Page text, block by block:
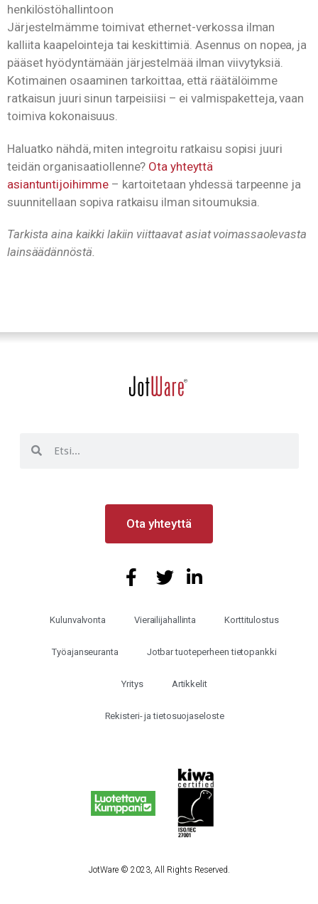
henkilöstöhallintoon
Järjestelmämme toimivat ethernet-verkossa ilman
kalliita kaapelointeja tai keskittimiä. Asennus on nopea, ja
pääset hyödyntämään järjestelmää ilman viivytyksiä.
Kotimainen osaaminen tarkoittaa, että räätälöimme
ratkaisun juuri sinun tarpeisiisi – ei valmispaketteja, vaan
toimiva kokonaisuus.
Haluatko nähdä, miten integroitu ratkaisu sopisi juuri
teidän organisaatiollenne? Ota yhteyttä
asiantuntijoihimme – kartoitetaan yhdessä tarpeenne ja
suunnitellaan sopiva ratkaisu ilman sitoumuksia.
Tarkista aina kaikki lakiin viittaavat asiat voimassaolevasta
lainsäädännöstä.
Ota yhteyttä
Kulunvalvonta Vierailijahallinta Korttitulostus
Työajanseuranta Jotbar tuoteperheen tietopankki
Yritys Artikkelit
Rekisteri- ja tietosuojaseloste
JotWare © 2023, All Rights Reserved.